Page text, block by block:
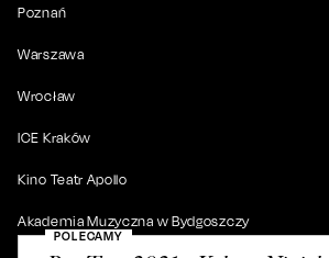
POLECAMY
Poznań
Warszawa
Wrocław
ICE Kraków
Kino Teatr Apollo
Akademia Muzyczna w Bydgoszczy